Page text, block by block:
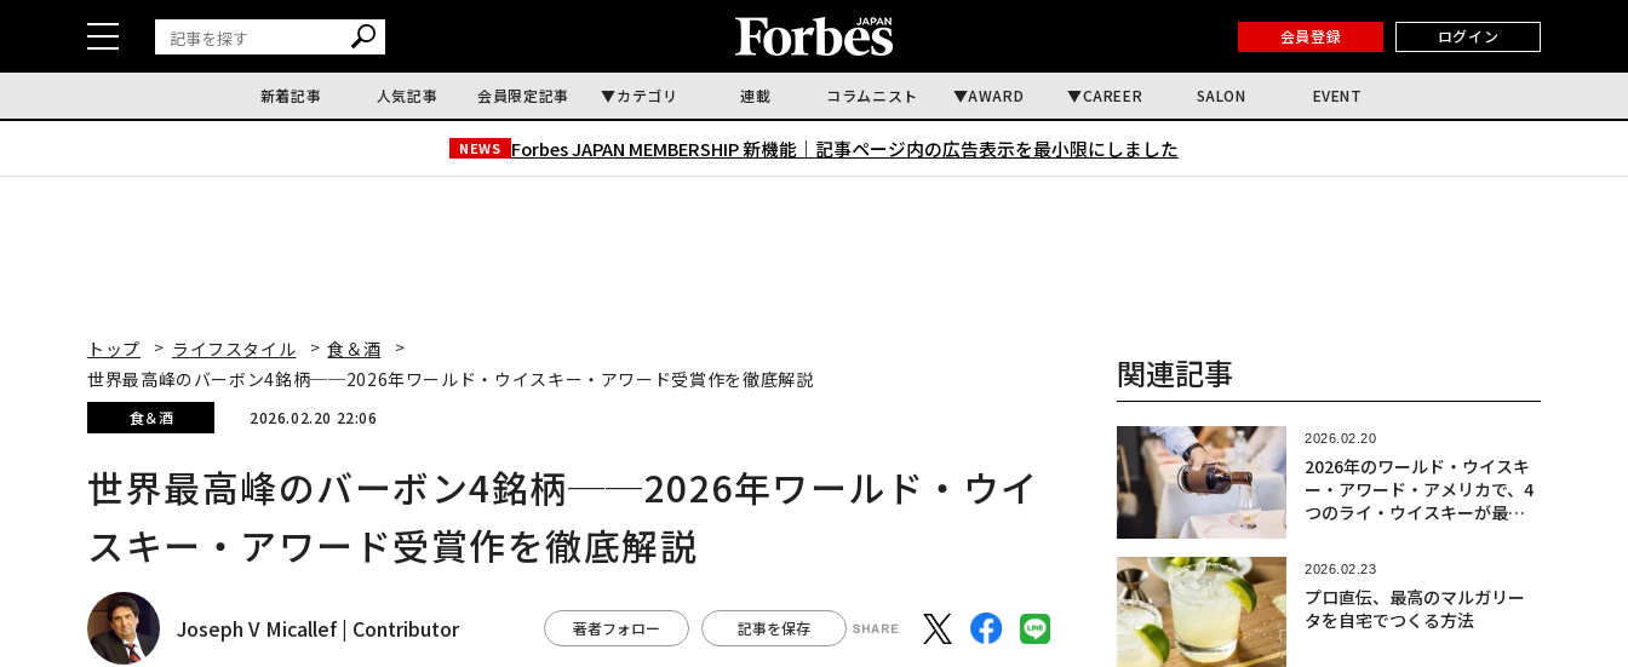
会員登録 ログイン
新着記事 人気記事 会員限定記事 カテゴリ 連載 コラムニスト AWARD CAREER SALON EVENT
NEWS Forbes JAPAN MEMBERSHIP 新機能｜ 記事ページ内の広告表示を最小限にしました
トップ ライフスタイル
食＆酒
世界最高峰のバーボン4銘柄──2026年ワールド・ウイスキー・アワード受賞作を徹底解説
食＆酒 2026.02.20 22:06
世界最高峰のバーボン4銘柄──2026年ワールド・ウイ
スキー・アワード受賞作を徹底解説
Joseph V Micallef | Contributor 著者フォロー 記事を保存
関連記事
2026.02.20
2026年のワールド・ウイスキ
ー・アワード・アメリカで、4
つのライ・ウイスキーが最高
試飲ノートと、これらのウイス
キーをストックすべき理由を
紹介する
2026.02.23
プロ直伝、最高のマルガリー
タを自宅でつくる方法